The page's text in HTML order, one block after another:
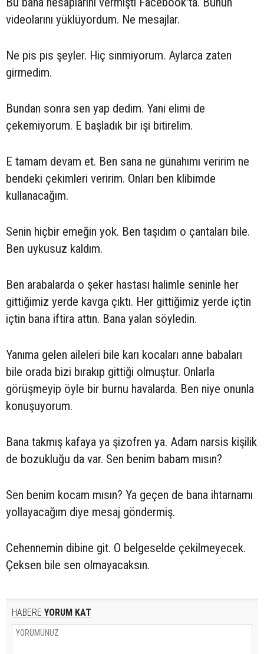
videolarını yüklüyordum. Ne mesajlar.
Ne pis pis şeyler. Hiç sinmiyorum. Aylarca zaten
girmedim.
Bundan sonra sen yap dedim. Yani elimi de
çekemiyorum. E başladık bir işi bitirelim.
E tamam devam et. Ben sana ne günahımı veririm ne
bendeki çekimleri veririm. Onları ben klibimde
kullanacağım.
Senin hiçbir emeğin yok. Ben taşıdım o çantaları bile.
Ben uykusuz kaldım.
Ben arabalarda o şeker hastası halimle seninle her
gittiğimiz yerde kavga çıktı. Her gittiğimiz yerde içtin
içtin bana iftira attın. Bana yalan söyledin.
Yanıma gelen aileleri bile karı kocaları anne babaları
bile orada bizi bırakıp gittiği olmuştur. Onlarla
görüşmeyip öyle bir burnu havalarda. Ben niye onunla
konuşuyorum.
Bana takmış kafaya ya şizofren ya. Adam narsis kişilik
de bozukluğu da var. Sen benim babam mısın?
Sen benim kocam mısın? Ya geçen de bana ihtarnamı
yollayacağım diye mesaj göndermiş.
Cehennemin dibine git. O belgeselde çekilmeyecek.
Çeksen bile sen olmayacaksın.
HABERE YORUM KAT